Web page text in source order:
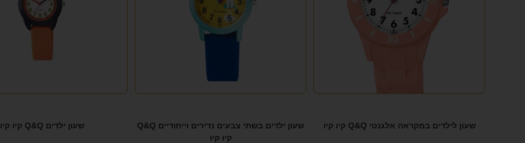
שעון לילדים במקראה אלגנטי Q&Q קיו קיו
שעון ילדים בשתי צבעים נדירים וייחודיים Q&Q
קיו קיו
שעון ילדים Q&Q קיו קיו